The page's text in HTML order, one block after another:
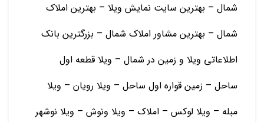
شمال – بهترین سایت نمایش ویلا – بهترین املاک
شمال – بهترین مشاور املاک شمال – بزرگترین بانک
اطلاعاتی ویلا و زمین در شمال – ویلا قطعه اول
ساحل – زمین قواره اول ساحل – ویلا رویان – ویلا
مبله – ویلا لوکس – املاک – ویلا ونوش – ویلا نوشهر